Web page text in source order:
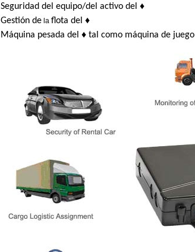
Seguridad del equipo/del activo del ♦
Gestión de la flota del ♦
Máquina pesada del ♦ tal como máquina de juego